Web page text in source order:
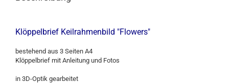
Klöppelbrief Keilrahmenbild "Flowers"
bestehend aus 3 Seiten A4
Klöppelbrief mit Anleitung und Fotos
in 3D-Optik gearbeitet